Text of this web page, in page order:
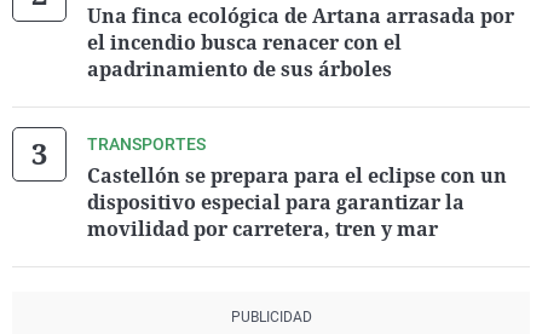
Una finca ecológica de Artana arrasada por
el incendio busca renacer con el
apadrinamiento de sus árboles
TRANSPORTES
Castellón se prepara para el eclipse con un
dispositivo especial para garantizar la
movilidad por carretera, tren y mar